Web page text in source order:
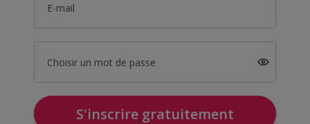
E-mail
Choisir un mot de passe
S'inscrire gratuitement